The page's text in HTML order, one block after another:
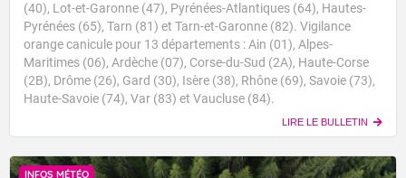
(40), Lot-et-Garonne (47), Pyrénées-Atlantiques (64), Hautes-
Pyrénées (65), Tarn (81) et Tarn-et-Garonne (82). Vigilance
orange canicule pour 13 départements : Ain (01), Alpes-
Maritimes (06), Ardèche (07), Corse-du-Sud (2A), Haute-Corse
(2B), Drôme (26), Gard (30), Isère (38), Rhône (69), Savoie (73),
Haute-Savoie (74), Var (83) et Vaucluse (84).
LIRE LE BULLETIN
INFOS MÉTÉO